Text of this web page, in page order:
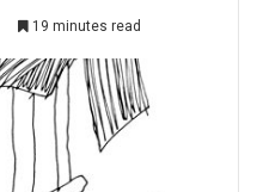
19 minutes read